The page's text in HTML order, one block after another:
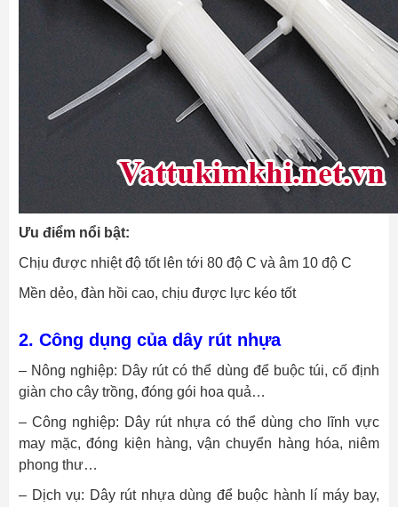
Ưu điểm nổi bật:
Chịu được nhiệt độ tốt lên tới 80 độ C và âm 10 độ C
Mền dẻo, đàn hồi cao, chịu được lực kéo tốt
2. Công dụng của dây rút nhựa
– Nông nghiệp: Dây rút có thể dùng để buộc túi, cố định
giàn cho cây trồng, đóng gói hoa quả…
– Công nghiệp: Dây rút nhựa có thể dùng cho lĩnh vực
may mặc, đóng kiện hàng, vận chuyển hàng hóa, niêm
phong thư…
– Dịch vụ: Dây rút nhựa dùng để buộc hành lí máy bay,